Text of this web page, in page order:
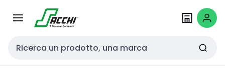
navigazionecontenuto
Cerca input